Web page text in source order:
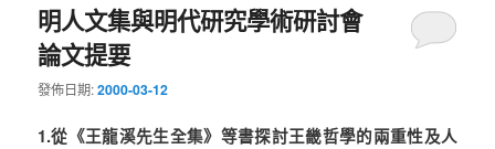
明人文集與明代研究學術研討會
論文提要
發佈日期:2000-03-12
1.從《王龍溪先生全集》等書探討王畿哲學的兩重性及人